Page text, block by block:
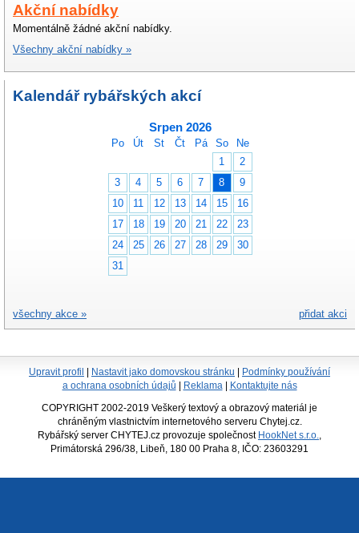
Akční nabídky
Momentálně žádné akční nabídky.
Všechny akční nabídky »
Kalendář rybářských akcí
Srpen 2026
Po Út St Čt Pá So
Ne
1
2
3
4 5 6 7 8
9
10
11 12 13 14 15
16
17
18 19 20 21 22
23
24
25 26 27 28 29
30
31
přidat akci
všechny akce »
Upravit profil Nastavit jako domovskou stránku
Podmínky používání
a ochrana osobních údajů
Reklama Kontaktujte nás
COPYRIGHT 2002-2019 Veškerý textový a obrazový materiál je
chráněným vlastnictvím internetového serveru Chytej.cz.
Rybářský server CHYTEJ.cz provozuje společnost HookNet s.r.o.
Primátorská 296/38, Libeň, 180 00 Praha 8, IČO: 23603291